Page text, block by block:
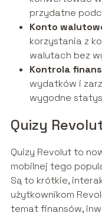
przydatne
Konto
korzystania z
walutach bez
Kontrola
wydatków i
wygodne
Quizy
Quizy Revolut to
mobilnej tego
Są to krótkie,
użytkownikom
temat finansów,